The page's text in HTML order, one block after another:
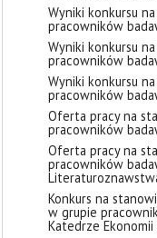
Wyniki konkursu
pracowników
Wyniki konkursu
pracowników
Wyniki konkursu
pracowników
Oferta pracy na
pracowników
Oferta pracy na
pracowników
Konkurs na
w grupie
Katedrze Ekonomii